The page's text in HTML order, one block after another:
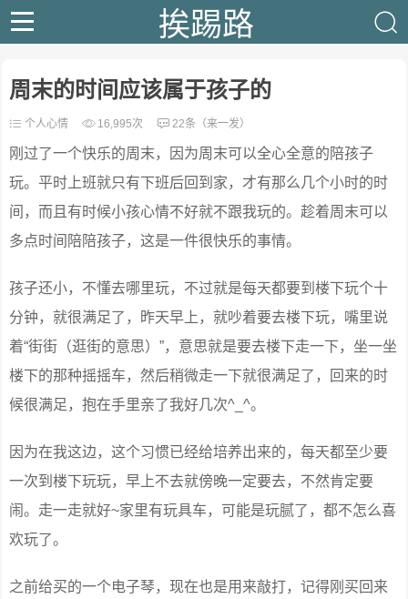
挨踢路
周末的时间应该属于孩子的
个人心情 16,995次 22条（来一发）
刚过了一个快乐的周末，因为周末可以全心全意的陪孩子
玩。平时上班就只有下班后回到家，才有那么几个小时的时
间，而且有时候小孩心情不好就不跟我玩的。趁着周末可以
多点时间陪陪孩子，这是一件很快乐的事情。
孩子还小，不懂去哪里玩，不过就是每天都要到楼下玩个十
分钟，就很满足了，昨天早上，就吵着要去楼下玩，嘴里说
着“街街（逛街的意思）”，意思就是要去楼下走一下，坐一坐
楼下的那种摇摇车，然后稍微走一下就很满足了，回来的时
候很满足，抱在手里亲了我好几次^_^。
因为在我这边，这个习惯已经给培养出来的，每天都至少要
一次到楼下玩玩，早上不去就傍晚一定要去，不然肯定要
闹。走一走就好~家里有玩具车，可能是玩腻了，都不怎么喜
欢玩了。
之前给买的一个电子琴，现在也是用来敲打，记得刚买回来